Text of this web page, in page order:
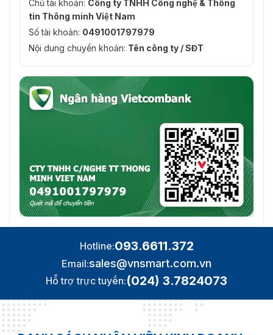
Chủ tài khoản: Công ty TNHH Công nghệ & Thông
tin Thông minh Việt Nam
Số tài khoản: 0491001797979
Nội dung chuyển khoản: Tên công ty / SĐT
Hotline:093.6611.372
Email:sales@vnsmart.com.vn
Hỗ trợ trực tuyến:(024) 3.7824073